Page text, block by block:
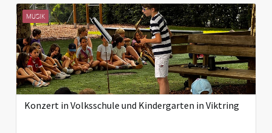
MUSIK
Konzert in Volksschule und Kindergarten in Viktring